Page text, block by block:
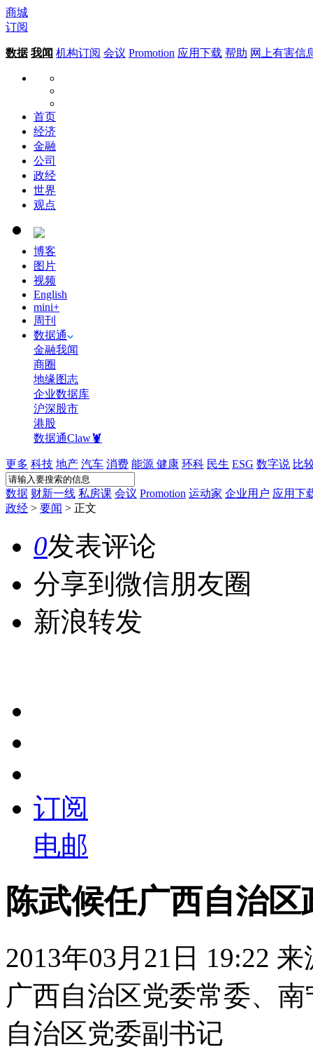
商城
订阅
数据 我闻 机构订阅 会议 Promotion 应用下载 帮助 网上有害信
首页
经济
金融
公司
政经
世界
观点
博客
图片
视频
English
mini+
周刊
数据通
金融我闻
商圈
地缘图志
企业数据库
沪深股市
港股
数据通Claw🦞
更多 科技 地产 汽车 消费 能源 健康 环科 民生 ESG 数字说 比
数据 财新一线 私房课 会议 Promotion 运动家 企业用户 应用下
政经 > 要闻 > 正文
0发表评论
分享到微信朋友圈
新浪转发
订阅
电邮
陈武候任广西自治
2013年03月21日 19:22
广西自治区党委常委、
自治区党委副书记